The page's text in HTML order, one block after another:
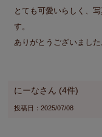
とても可愛いらしく、
す。
ありがとうございました
にーな 4
投稿日 2025/07/08